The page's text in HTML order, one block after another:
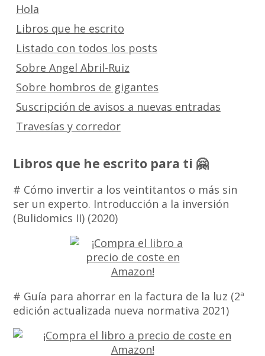
Hola
Libros que he escrito
Listado con todos los posts
Sobre Angel Abril-Ruiz
Sobre hombros de gigantes
Suscripción de avisos a nuevas entradas
Travesías y corredor
Libros que he escrito para ti 🤗
# Cómo invertir a los veintitantos o más sin
ser un experto. Introducción a la inversión
(Bulidomics II) (2020)
# Guía para ahorrar en la factura de la luz (2ª
edición actualizada nueva normativa 2021)